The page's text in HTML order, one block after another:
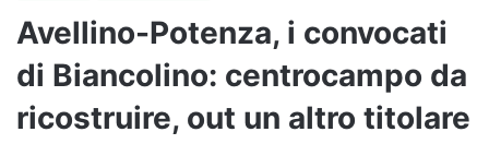
Avellino-Potenza, i convocati
di Biancolino: centrocampo da
ricostruire, out un altro titolare